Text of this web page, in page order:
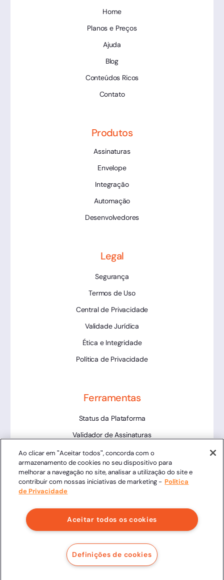
Home
Planos e Preços
Ajuda
Blog
Conteúdos Ricos
Contato
Produtos
Assinaturas
Envelope
Integração
Automação
Desenvolvedores
Legal
Segurança
Termos de Uso
Central de Privacidade
Validade Jurídica
Ética e Integridade
Política de Privacidade
Ferramentas
Status da Plataforma
Validador de Assinaturas
Trabalhe Conosco
LLM
Clicksign® - Todos os direitos reservados.
Av. Marcos Penteado de Ulhoa Rodrigues, 939 8º andar,
Torre 1, Tamboré, Barueri, SP, 06460-040
Ao clicar em "Aceitar todos", concorda com o
armazenamento de cookies no seu dispositivo para
melhorar a navegação no site, analisar a utilização do site e
contribuir com nossas iniciativas de marketing - Política
de Privacidade
Aceitar todos os cookies
Definições de cookies